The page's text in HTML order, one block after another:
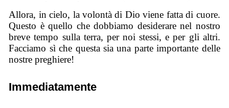
Allora, in cielo, la volontà di Dio viene fatta di cuore.
Questo è quello che dobbiamo desiderare nel nostro
breve tempo sulla terra, per noi stessi, e per gli altri.
Facciamo sì che questa sia una parte importante delle
nostre preghiere!
Immediatamente